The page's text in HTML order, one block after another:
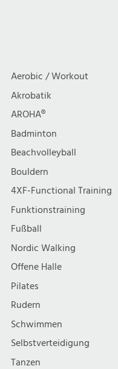
Aerobic / Workout
Akrobatik
AROHA®
Badminton
Beachvolleyball
Bouldern
4XF-Functional Training
Funktionstraining
Fußball
Nordic Walking
Offene Halle
Pilates
Rudern
Schwimmen
Selbstverteidigung
Tanzen